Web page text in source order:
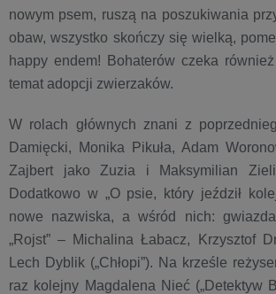
nowym psem, ruszą na poszukiwania
obaw, wszystko skończy się wielką,
happy endem! Bohaterów czeka
temat adopcji zwierzaków.
W rolach głównych znani z
Damięcki, Monika Pikuła, Adam
Zajbert jako Zuzia i Maksymilian
Dodatkowo w „O psie, który jeździł
nowe nazwiska, a wśród nich:
„Rojst” – Michalina Łabacz, Krzysztof
Lech Dyblik („Chłopi”). Na krześle
raz kolejny Magdalena Nieć („Detektyw